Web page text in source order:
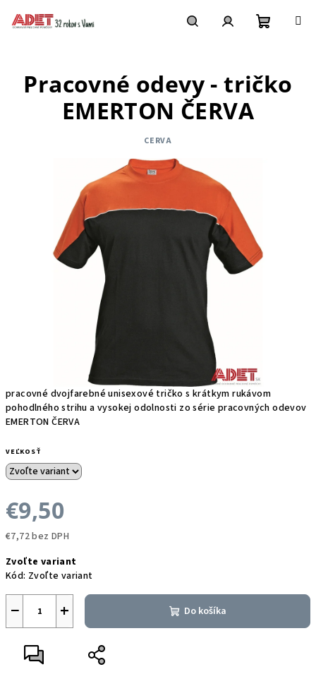
košík
pracovné dvojfarebné unisexové tričko s krátkym rukávom
pohodlného strihu a vysokej odolnosti zo série pracovných odevov
EMERTON ČERVA
VEĽKOSŤ
€9,50
€7,72 bez DPH
cena:
Zvoľte variant
Kód: Zvoľte variant
+
− Do košíka
Pracovné odevy - tričko
EMERTON ČERVA
CERVA